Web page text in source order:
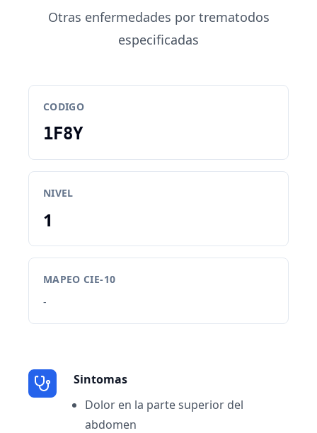
Otras enfermedades por trematodos
especificadas
CODIGO
1F8Y
NIVEL
1
MAPEO CIE-10
-
Sintomas
Dolor en la parte superior del
abdomen